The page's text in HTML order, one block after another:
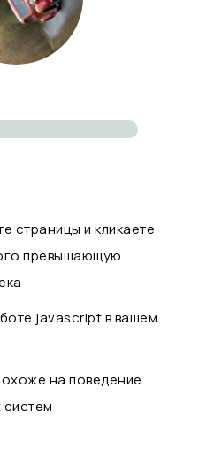
страницы и кликаете
превышающую
javascript в вашем
на поведение